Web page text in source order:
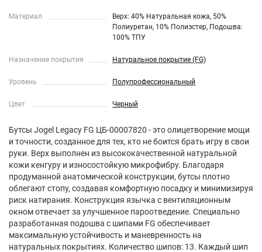
Материал
Верх: 40% Натуральная кожа, 50%
Полиуретан, 10% Полиэстер, Подошва:
100% ТПУ
Назначение покрытия Натуральное покрытие (FG)
Уровень Полупрофессиональный
Цвет Черный
Бутсы Jogel Legacy FG ЦБ-00007820 - это олицетворение мощи
и точности, созданное для тех, кто не боится брать игру в свои
руки. Верх выполнен из высококачественной натуральной
кожи кенгуру и износостойкую микрофибру. Благодаря
продуманной анатомической конструкции, бутсы плотно
облегают стопу, создавая комфортную посадку и минимизируя
риск натирания. Конструкция язычка с вентиляционным
окном отвечает за улучшенное пароотведение. Специально
разработанная подошва с шипами FG обеспечивает
максимальную устойчивость и маневренность на
натуральных покрытиях. Количество шипов: 13. Каждый шип